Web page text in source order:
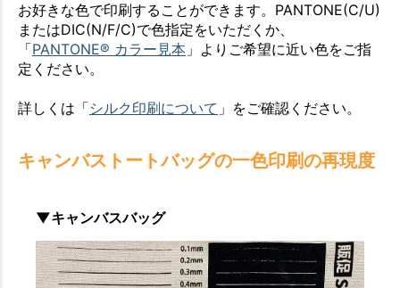
お好きな色で印刷することができます。PANTONE(C/U)
またはDIC(N/F/C)で色指定をいただくか、
「PANTONE® カラー見本 」よりご希望に近い色をご指
定ください。
詳しくは「シルク印刷について 」をご確認ください。
キャンバストートバッグの一色印刷の再現度
▼キャンバスバッグ